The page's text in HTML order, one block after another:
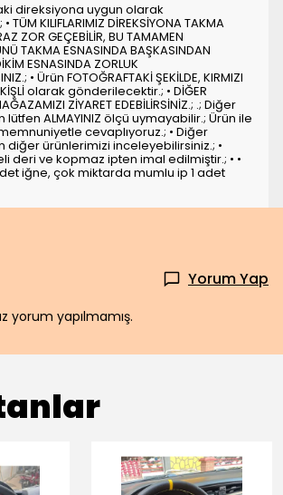
direksiyona uygun olarak
KILIFLARIMIZ DİREKSİYONA TAKMA
ZOR GEÇEBİLİR, BU TAMAMEN
TAKMA ESNASINDA BAŞKASINDAN
ESNASINDA ZORLUK
• Ürün FOTOĞRAFTAKİ ŞEKİLDE, KIRMIZI
olarak gönderilecektir.; • DİĞER
ZİYARET EDEBİLİRSİNİZ.; .; Diğer
ALMAYINIZ ölçü uymayabilir.; Ürün ile
memnuniyetle cevaplıyoruz.; • Diğer
diğer ürünlerimizi inceleyebilirsiniz.; •
deri ve kopmaz ipten imal edilmiştir.; • •
iğne, çok miktarda mumlu ip 1 adet
Yorum Yap
yorum yapılmamış.